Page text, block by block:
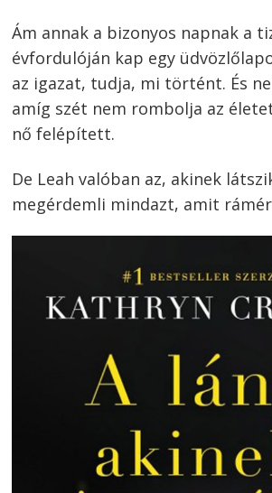
Ám annak a bizonyos napnak a
évfordulóján kap egy
az igazat, tudja, mi történt. És
amíg szét nem rombolja az
nő felépített.
De Leah valóban az, akinek
megérdemli mindazt, amit